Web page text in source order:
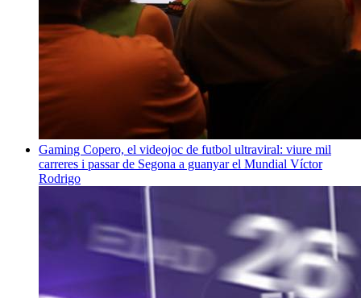
Gaming Copero, el videojoc de futbol ultraviral: viure mil
carreres i passar de Segona a guanyar el Mundial Víctor
Rodrigo